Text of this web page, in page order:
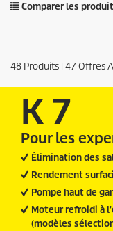
Comparer les
48 Produits | 47Offres
K 7
Pour les
Élimination des
Rendement
Pompe haut de
Moteur refroidi à
(modèles